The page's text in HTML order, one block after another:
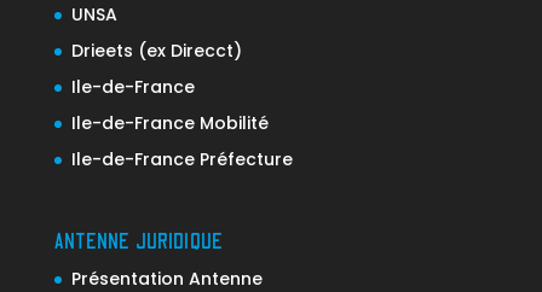
UNSA
Drieets (ex Direcct)
Ile-de-France
Ile-de-France Mobilité
Ile-de-France Préfecture
ANTENNE JURIDIQUE
Présentation Antenne